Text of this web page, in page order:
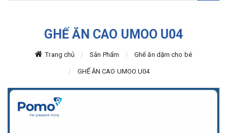
GHẾ ĂN CAO UMOO U04
Trang chủ Sản Phẩm Ghế ăn dặm cho bé
GHẾ ĂN CAO UMOO U04